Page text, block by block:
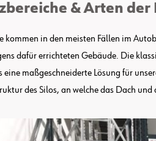
& Arten der
kommen in den meisten Fällen im
dafür errichteten Gebäude. Die
eine maßgeschneiderte Lösung für
des Silos, an welche das Dach